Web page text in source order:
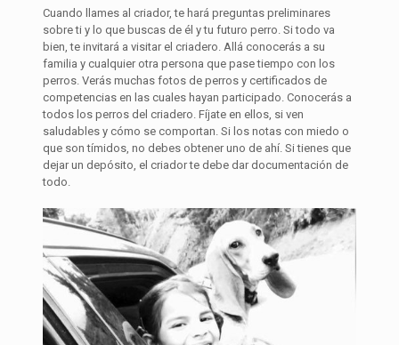
Cuando llames al criador, te hará preguntas preliminares
sobre ti y lo que buscas de él y tu futuro perro. Si todo va
bien, te invitará a visitar el criadero. Allá conocerás a su
familia y cualquier otra persona que pase tiempo con los
perros. Verás muchas fotos de perros y certificados de
competencias en las cuales hayan participado. Conocerás a
todos los perros del criadero. Fíjate en ellos, si ven
saludables y cómo se comportan. Si los notas con miedo o
que son tímidos, no debes obtener uno de ahí. Si tienes que
dejar un depósito, el criador te debe dar documentación de
todo.